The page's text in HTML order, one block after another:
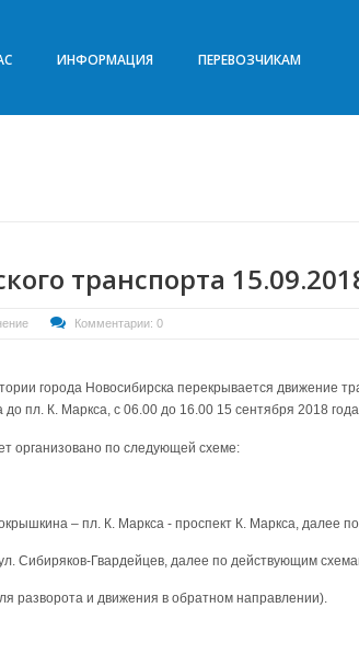
ИНФОРМАЦИЯ ПЕРЕВОЗЧИКАМ
транспорта
Комментарии: 0
города Новосибирска перекрывается движение
пл. К. Маркса, с 06.00 до 16.00 15 сентября 2018
организовано по следующей схеме:
– пл. К. Маркса - проспект К. Маркса, далее
Сибиряков-Гвардейцев, далее по действующим
разворота и движения в обратном направлении).